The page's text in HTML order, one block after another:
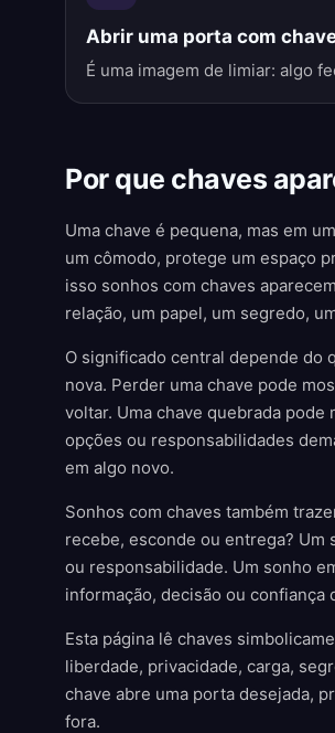
Abrir uma porta com
É uma imagem de limiar: algo
Por que chaves
Uma chave é pequena, mas em
um cômodo, protege um espaço
isso sonhos com chaves
relação, um papel, um segredo,
O significado central depende do
nova. Perder uma chave pode
voltar. Uma chave quebrada
opções ou responsabilidades
em algo novo.
Sonhos com chaves também
recebe, esconde ou entrega? Um
ou responsabilidade. Um sonho
informação, decisão ou confiança
Esta página lê chaves
liberdade, privacidade, carga,
chave abre uma porta desejada,
fora.